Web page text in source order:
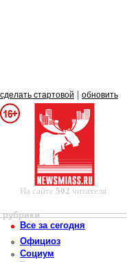
сделать стартовой обновить
На сайте 502 читателя
рубрики
Все за сегодня
Официоз
Социум